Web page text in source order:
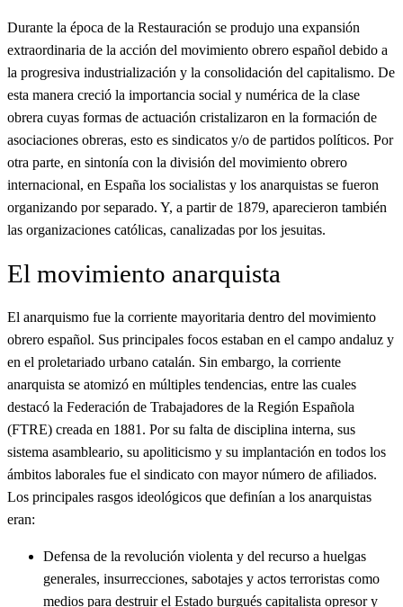
Durante la época de la Restauración se produjo una expansión
extraordinaria de la acción del movimiento obrero español debido a
la progresiva industrialización y la consolidación del capitalismo. De
esta manera creció la importancia social y numérica de la clase
obrera cuyas formas de actuación cristalizaron en la formación de
asociaciones obreras, esto es sindicatos y/o de partidos políticos. Por
otra parte, en sintonía con la división del movimiento obrero
internacional, en España los socialistas y los anarquistas se fueron
organizando por separado. Y, a partir de 1879, aparecieron también
las organizaciones católicas, canalizadas por los jesuitas.
El movimiento anarquista
El anarquismo fue la corriente mayoritaria dentro del movimiento
obrero español. Sus principales focos estaban en el campo andaluz y
en el proletariado urbano catalán. Sin embargo, la corriente
anarquista se atomizó en múltiples tendencias, entre las cuales
destacó la Federación de Trabajadores de la Región Española
(FTRE) creada en 1881. Por su falta de disciplina interna, sus
sistema asambleario, su apoliticismo y su implantación en todos los
ámbitos laborales fue el sindicato con mayor número de afiliados.
Los principales rasgos ideológicos que definían a los anarquistas
eran:
Defensa de la revolución violenta y del recurso a huelgas
generales, insurrecciones, sabotajes y actos terroristas como
medios para destruir el Estado burgués capitalista opresor y